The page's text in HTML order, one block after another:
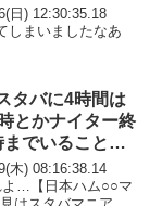
日) 12:30:35.18
しまいましたなあ
タバに4時間は
とかナイター終
でいることあ
木) 08:16:38.14
よ…【日本ハム○○マ